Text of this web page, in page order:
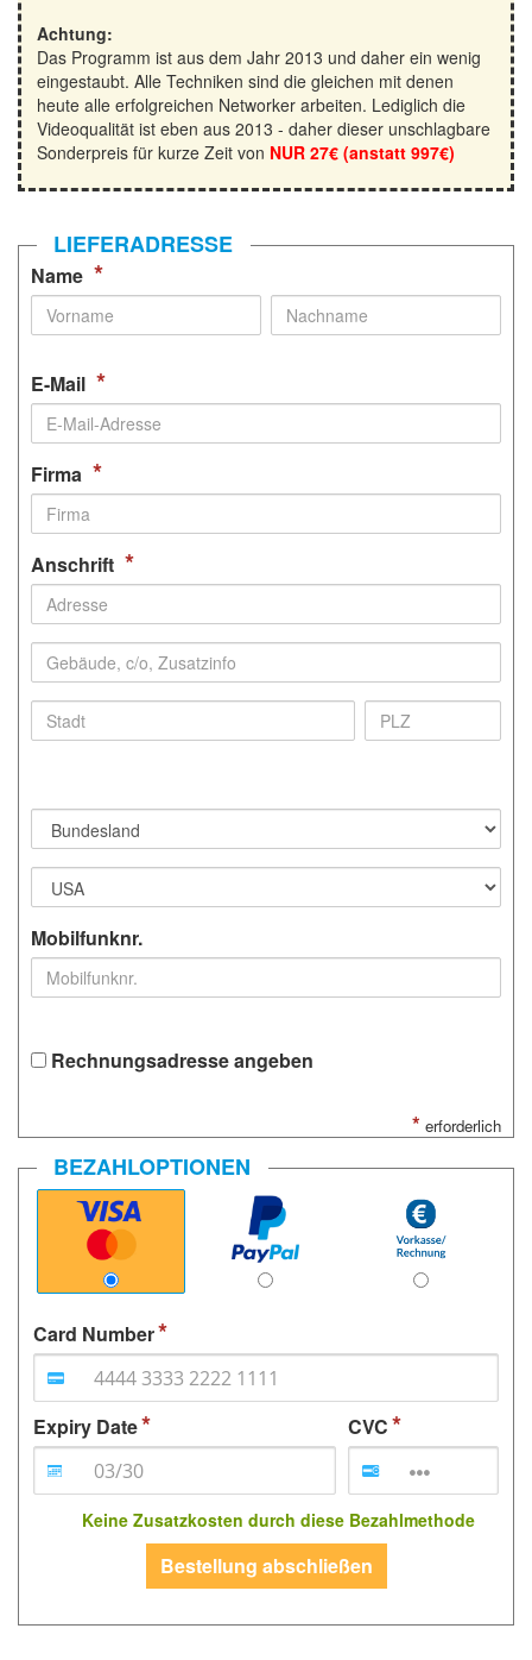
Achtung:
Das Programm ist aus dem Jahr 2013 und daher ein wenig
eingestaubt. Alle Techniken sind die gleichen mit denen
heute alle erfolgreichen Networker arbeiten. Lediglich die
Videoqualität ist eben aus 2013 - daher dieser unschlagbare
Sonderpreis für kurze Zeit von NUR 27€ (anstatt 997€)
LIEFERADRESSE
Name *
E-Mail *
Firma *
Anschrift *
Mobilfunknr.
Rechnungsadresse angeben
* erforderlich
BEZAHLOPTIONEN
Card Number
Expiry Date CVC
Keine Zusatzkosten durch diese Bezahlmethode
Bestellung abschließen